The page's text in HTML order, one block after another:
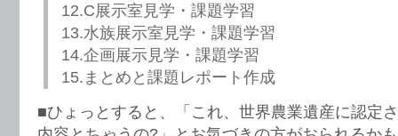
12.C展示室見学・課題学習
13.水族展示室見学・課題学習
14.企画展示見学・課題学習
15.まとめと課題レポート作成
■ひょっとすると、「これ、世界農業遺産に認定